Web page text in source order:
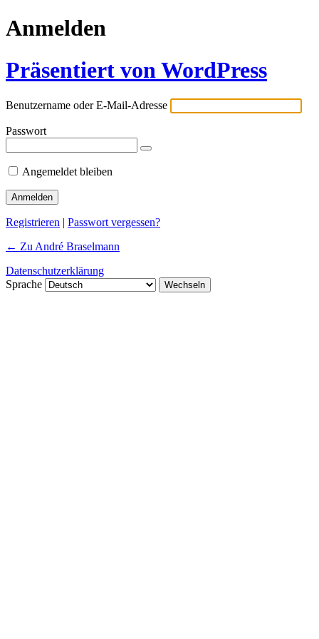
Anmelden
Präsentiert von WordPress
Benutzername oder E-Mail-Adresse
Passwort
Angemeldet bleiben
Registrieren | Passwort vergessen?
← Zu André Braselmann
Datenschutzerklärung
Sprache